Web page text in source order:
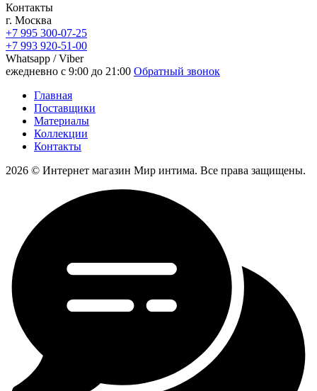
Контакты
г. Москва
+7 995 300-07-25
+7 993 920-51-00
Whatsapp / Viber
ежедневно с 9:00 до 21:00 Обратный звонок
Главная
Поставщики
Материалы
Коллекции
Контакты
2026 © Интернет магазин Мир интима. Все права защищены.